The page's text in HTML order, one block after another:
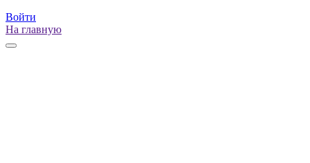
Войти
На главную